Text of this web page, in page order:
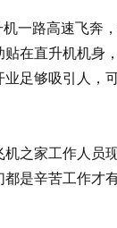
一路高速飞奔
在直升机机身
足够吸引人，
之家工作人员
是辛苦工作才